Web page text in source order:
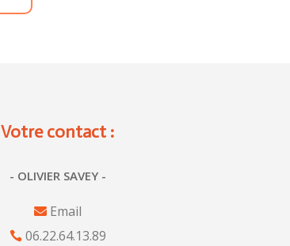
Votre contact :
- OLIVIER SAVEY -
Email
06.22.64.13.89